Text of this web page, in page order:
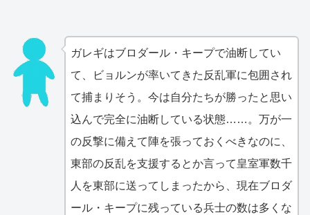
ガレギはブロダール・キープで油断してい
て、ビョルンが率いてきた反乱軍に包囲され
て捕まりそう。今は自分たちが勝ったと思い
込んで完全に油断している状態……。万が一
の反撃に備えて陣を張っておくべきなのに、
東部の反乱を支援するとか言って皇室軍数千
人を東部に送ってしまったから、現在ブロダ
ール・キープに残っている兵士の数は多くな